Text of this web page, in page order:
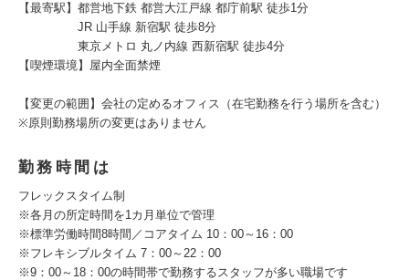
【最寄駅】都営地下鉄 都営大江戸線 都庁前駅 徒歩1分
JR 山手線 新宿駅 徒歩8分
東京メトロ 丸ノ内線 西新宿駅 徒歩4分
【喫煙環境】屋内全面禁煙
【変更の範囲】会社の定めるオフィス（在宅勤務を行う場所を含む）
※原則勤務場所の変更はありません
勤務時間は
フレックスタイム制
※各月の所定時間を1カ月単位で管理
※標準労働時間8時間／コアタイム 10：00～16：00
※フレキシブルタイム 7：00～22：00
※9：00～18：00の時間帯で勤務するスタッフが多い職場です